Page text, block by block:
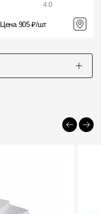
4.0
Цена 905 ₽/шт